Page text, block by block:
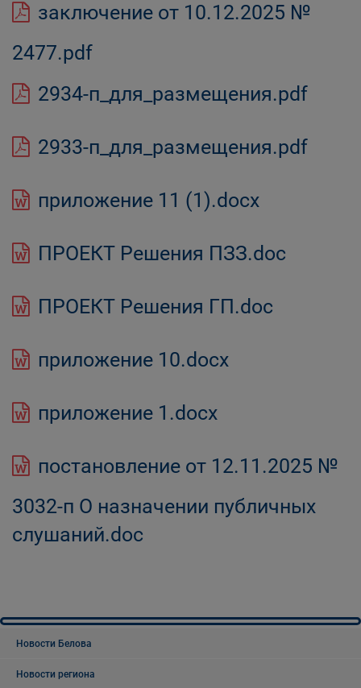
заключение от 10.12.2025 №
2477.pdf
2934-п_для_размещения.pdf
2933-п_для_размещения.pdf
приложение 11 (1).docx
ПРОЕКТ Решения ПЗЗ.doc
ПРОЕКТ Решения ГП.doc
приложение 10.docx
приложение 1.docx
постановление от 12.11.2025 №
3032-п О назначении публичных
слушаний.doc
Новости Белова
Новости региона